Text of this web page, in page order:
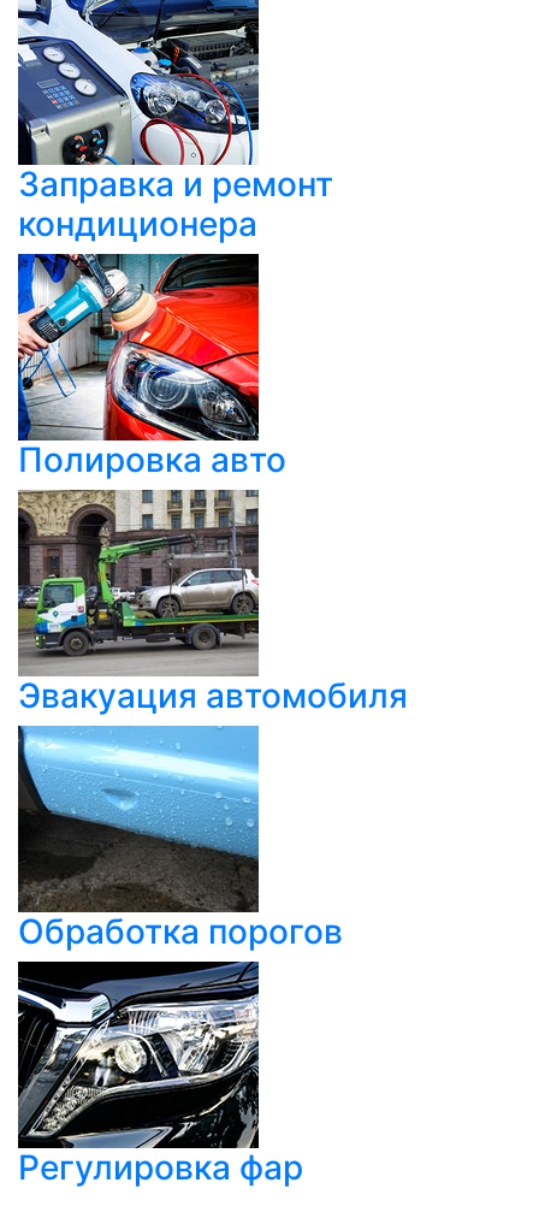
Заправка и ремонт
кондиционера
Полировка авто
Эвакуация автомобиля
Обработка порогов
Регулировка фар